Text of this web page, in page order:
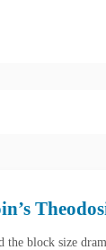
the block size